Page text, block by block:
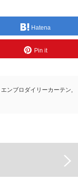
Hatena
Pin it
エンブロダイリーカーテン,